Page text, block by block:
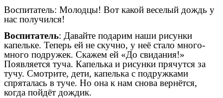
Воспитатель: Молодцы! Вот какой веселый дождь у
нас получился!
Воспитатель: Давайте подарим наши рисунки
капельке. Теперь ей не скучно, у неё стало много-
много подружек. Скажем ей «До свидания!»
Появляется туча. Капелька и рисунки прячутся за
тучу. Смотрите, дети, капелька с подружками
спряталась в туче. Но она к нам снова вернётся,
когда пойдёт дождик.